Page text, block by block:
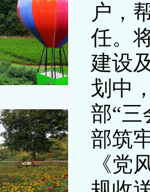
户，
任。
建设
划中
部“三
部筑
《党